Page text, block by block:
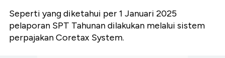
Seperti yang diketahui per 1 Januari 2025
pelaporan SPT Tahunan dilakukan melalui sistem
perpajakan Coretax System.